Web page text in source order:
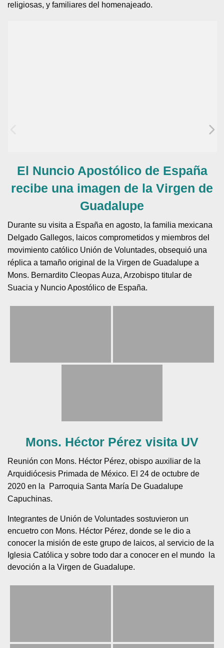
religiosas, y familiares del homenajeado.
El Nuncio Apostólico de España
recibe una imagen de la Virgen de
Guadalupe
Durante su visita a España en agosto, la familia mexicana
Delgado Gallegos, laicos comprometidos y miembros del
movimiento católico Unión de Voluntades, obsequió una
réplica a tamaño original de la Virgen de Guadalupe a
Mons. Bernardito Cleopas Auza, Arzobispo titular de
Suacia y Nuncio Apostólico de España.
Mons. Héctor Pérez visita UV
Reunión con Mons. Héctor Pérez, obispo auxiliar de la
Arquidiócesis Primada de México. El 24 de octubre de
2020 en la Parroquia Santa María De Guadalupe
Capuchinas.
Integrantes de Unión de Voluntades sostuvieron un
encuetro con Mons. Héctor Pérez, donde se le dio a
conocer la misión de este grupo de laicos, al servicio de la
Iglesia Católica y sobre todo dar a conocer en el mundo la
devoción a la Virgen de Guadalupe.